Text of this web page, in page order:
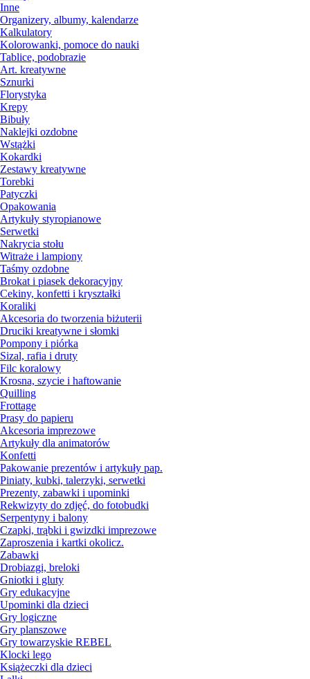
Inne
Organizery, albumy, kalendarze
Kalkulatory
Kolorowanki, pomoce do nauki
Tablice, podobrazie
Art. kreatywne
Sznurki
Florystyka
Krepy
Bibuły
Naklejki ozdobne
Wstążki
Kokardki
Zestawy kreatywne
Torebki
Patyczki
Opakowania
Artykuły styropianowe
Serwetki
Nakrycia stołu
Witraże i lampiony
Taśmy ozdobne
Brokat i piasek dekoracyjny
Cekiny, konfetti i kryształki
Koraliki
Akcesoria do tworzenia biżuterii
Druciki kreatywne i słomki
Pompony i piórka
Sizal, rafia i druty
Filc koralowy
Krosna, szycie i haftowanie
Quilling
Frottage
Prasy do papieru
Akcesoria imprezowe
Artykuły dla animatorów
Konfetti
Pakowanie prezentów i artykuły pap.
Piniaty, kubki, talerzyki, serwetki
Prezenty, zabawki i upominki
Rekwizyty do zdjęć, do fotobudki
Serpentyny i balony
Czapki, trąbki i gwizdki imprezowe
Zaproszenia i kartki okolicz.
Zabawki
Drobiazgi, breloki
Gniotki i gluty
Gry edukacyjne
Upominki dla dzieci
Gry logiczne
Gry planszowe
Gry towarzyskie REBEL
Klocki lego
Książeczki dla dzieci